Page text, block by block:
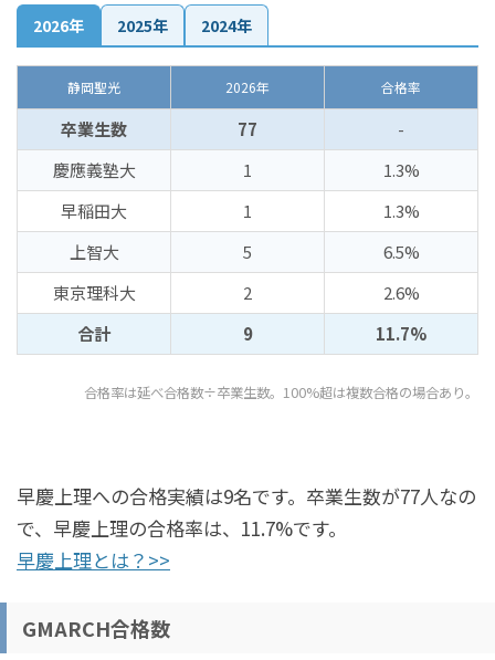
2026年 2025年 2024年
静岡聖光 2026年 合格率
卒業生数 77
-
慶應義塾大
1
1.3%
早稲田大
1
1.3%
上智大
5
6.5%
東京理科大
2
2.6%
合計
9 11.7%
合格率は延べ合格数÷卒業生数。100%超は複数合格の場合あり。
早慶上理への合格実績は9名です。卒業生数が77人なの
で、早慶上理の合格率は、11.7%です。
早慶上理とは？>>
GMARCH合格数